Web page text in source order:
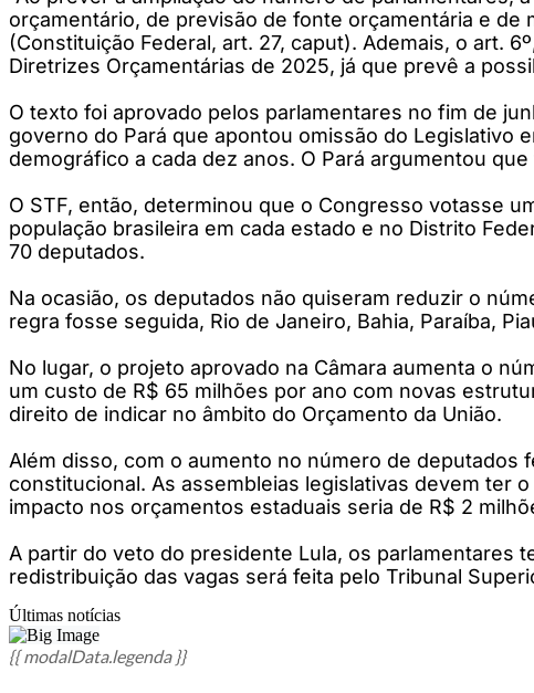
orçamentário, de previsão de fonte orçamentária e
(Constituição Federal, art. 27, caput). Ademais, o art.
Diretrizes Orçamentárias de 2025, já que prevê a
O texto foi aprovado pelos parlamentares no fim de
governo do Pará que apontou omissão do Legislativo
demográfico a cada dez anos. O Pará argumentou
O STF, então, determinou que o Congresso votasse
população brasileira em cada estado e no Distrito
70 deputados.
Na ocasião, os deputados não quiseram reduzir o
regra fosse seguida, Rio de Janeiro, Bahia, Paraíba,
No lugar, o projeto aprovado na Câmara aumenta o
um custo de R$ 65 milhões por ano com novas
direito de indicar no âmbito do Orçamento da União.
Além disso, com o aumento no número de deputados
constitucional. As assembleias legislativas devem ter
impacto nos orçamentos estaduais seria de R$ 2
A partir do veto do presidente Lula, os parlamentares
redistribuição das vagas será feita pelo Tribunal
Últimas notícias
{{ modalData.legenda }}